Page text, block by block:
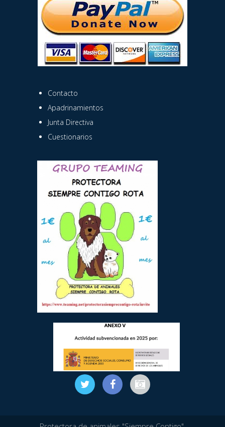
Contacto
Apadrinamientos
Junta Directiva
Cuestionarios